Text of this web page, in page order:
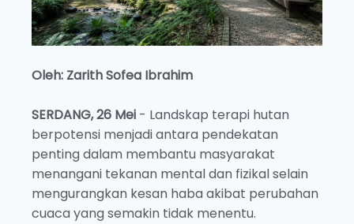
Oleh: Zarith Sofea Ibrahim
SERDANG, 26 Mei - Landskap terapi hutan
berpotensi menjadi antara pendekatan
penting dalam membantu masyarakat
menangani tekanan mental dan fizikal selain
mengurangkan kesan haba akibat perubahan
cuaca yang semakin tidak menentu.